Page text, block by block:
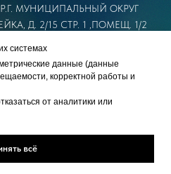
системах
данные (данные
корректной работы и
от аналитики или
всё
МУНИЦИПАЛЬНЫЙ ОКРУГ
Д. 2/15 СТР. 1 ,ПОМЕЩ. 1/2
925-11-11
оферта